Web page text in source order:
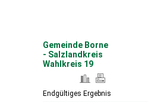
Eilsleben
Eisleben, Lutherstadt
Erxleben
Gemeinde Borne
- Salzlandkreis
Wahlkreis 19
Endgültiges Ergebnis